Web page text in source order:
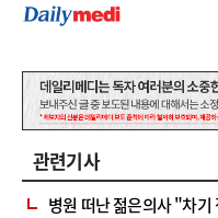
관련기사
병원 떠난 젊은의사 "차